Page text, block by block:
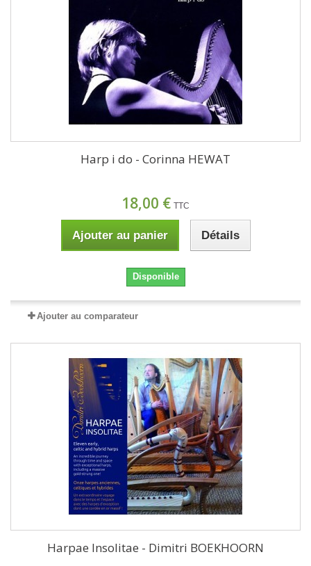
Harp i do - Corinna HEWAT
18,00 € TTC
Ajouter au panier Détails
Disponible
Ajouter au comparateur
Harpae Insolitae - Dimitri BOEKHOORN